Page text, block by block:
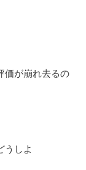
価が崩れ去るの
うしよ